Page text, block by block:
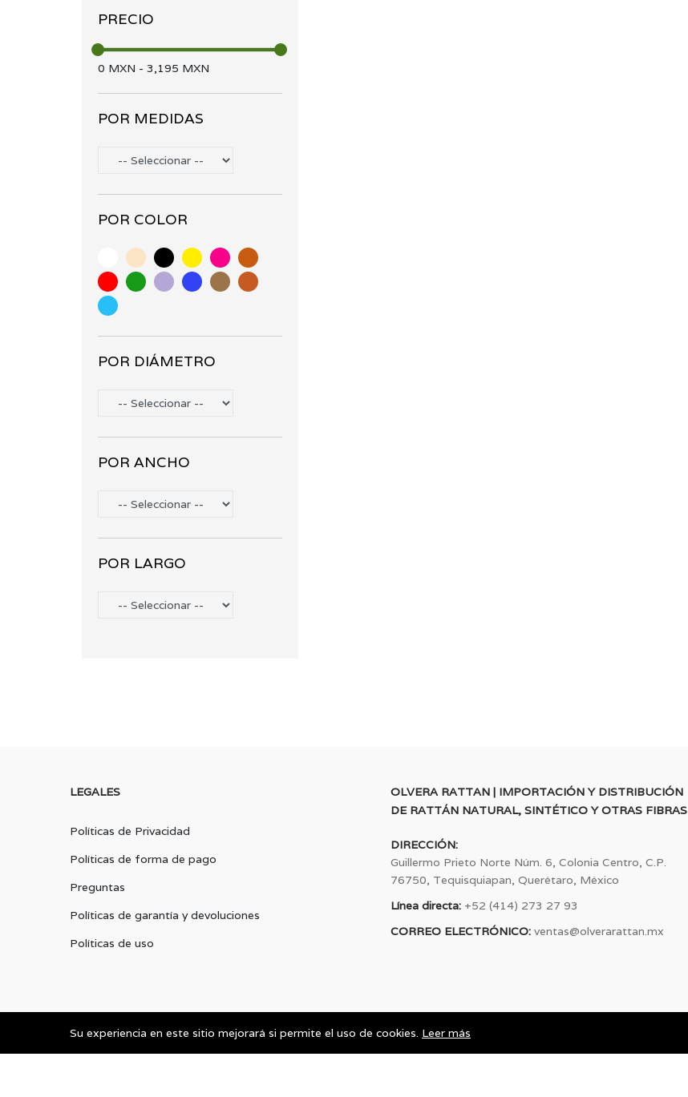
mimbre pe (17)
Accesorios (15)
PRECIO
0 MXN - 3,195 MXN
POR MEDIDAS
POR COLOR
POR DIÁMETRO
POR ANCHO
POR LARGO
LEGALES
Políticas de Privacidad
Políticas de forma de pago
Preguntas
Políticas de garantía y devoluciones
Políticas de uso
OLVERA RATTAN | IMPORTACIÓN Y DISTRIBUCIÓN
DE RATTÁN NATURAL, SINTÉTICO Y OTRAS FIBRAS
DIRECCIÓN:
Guillermo Prieto Norte Núm. 6, Colonia Centro, C.P.
76750, Tequisquiapan, Querétaro, México
Línea directa: +52 (414) 273 27 93
CORREO ELECTRÓNICO: ventas@olverarattan.mx
Su experiencia en este sitio mejorará si permite el uso de cookies. Leer más